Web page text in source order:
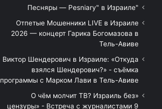
"Песняры — Pesniary" в Израиле
Отпетые Мошенники LIVE в Израиле
2026 — концерт Гарика Богомазова в
Тель-Авиве
Виктор Шендерович в Израиле: «Откуда
взялся Шендерович?» - съёмка
программы с Марком Лави в Тель-Авиве
«О чём молчит ТВ? Израиль без
цензуры» - Встреча с журналистами 9